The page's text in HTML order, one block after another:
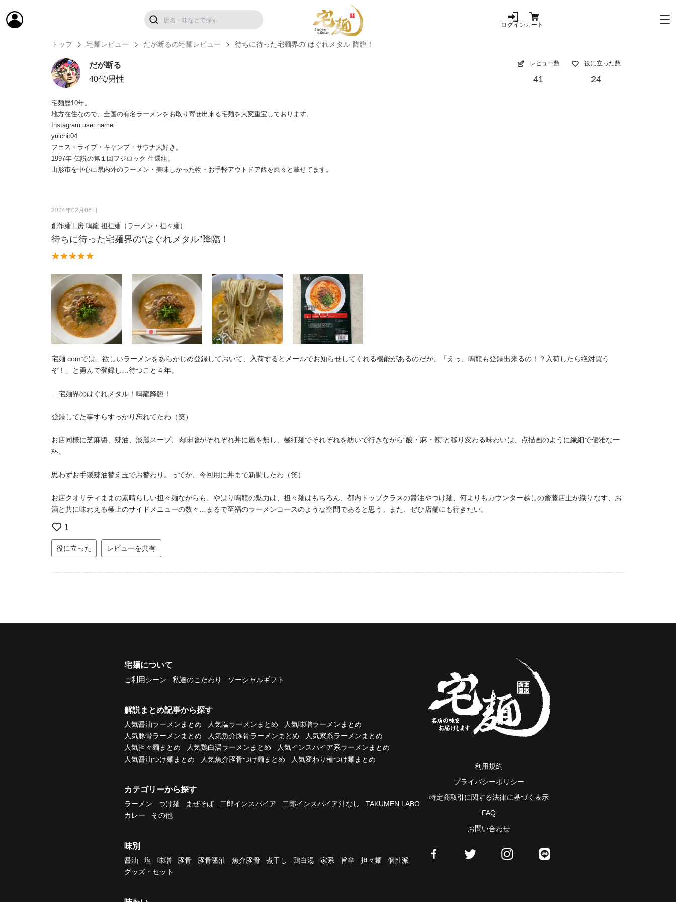
ログインカート
トップ 宅麺レビュー だが断るの宅麺レビュー 待ちに待った宅麺界の“はぐれメタル”降臨！
だが断る
40代/男性
宅麺歴10年。
地方在住なので、全国の有名ラーメンをお取り寄せ出来る宅麺を大変重宝しております。
Instagram user name :
yuichit04
フェス・ライブ・キャンプ・サウナ大好き。
1997年 伝説の第１回フジロック 生還組。
山形市を中心に県内外のラーメン・美味しかった物・お手軽アウトドア飯を粛々と載せてます。
レビュー数
41
役に立った数
24
2024年02月06日
創作麺工房 鳴龍 担担麺（ラーメン・担々麺）
待ちに待った宅麺界の“はぐれメタル”降臨！
⁡宅麺.comでは、欲しいラーメンをあらかじめ登録しておいて、入荷するとメールでお知らせしてくれる機能があるのだが、「えっ、鳴龍も登録出来るの！？入荷したら絶対買う
ぞ！」と勇んで登録し…待つこと４年。
…宅麺界のはぐれメタル！鳴龍降臨！
登録してた事すらすっかり忘れてたわ（笑）
お店同様に芝麻醬、辣油、淡麗スープ、肉味噌がそれぞれ丼に層を無し、極細麺でそれぞれを紡いで行きながら“酸・麻・辣”と移り変わる味わいは、点描画のように繊細で優雅な一
杯。
思わずお手製辣油替え玉でお替わり。ってか、今回用に丼まで新調したわ（笑）
お店クオリティままの素晴らしい担々麺ながらも、やはり鳴龍の魅力は、担々麺はもちろん、都内トップクラスの醤油やつけ麺、何よりもカウンター越しの齋藤店主が織りなす、お
酒と共に味わえる極上のサイドメニューの数々…まるで至福のラーメンコースのような空間であると思う。また、ぜひ店舗にも行きたい。
1
役に立った レビューを共有
宅麺について
ご利用シーン 私達のこだわり ソーシャルギフト
解説まとめ記事から探す
人気醤油ラーメンまとめ 人気塩ラーメンまとめ
人気味噌ラーメンまとめ
人気豚骨ラーメンまとめ
人気魚介豚骨ラーメンまとめ
人気家系ラーメンまとめ
人気担々麺まとめ
人気鶏白湯ラーメンまとめ
人気インスパイア系ラーメンまとめ
人気醤油つけ麺まとめ
人気魚介豚骨つけ麺まとめ 人気変わり種つけ麺まとめ
カテゴリーから探す
ラーメン つけ麺 まぜそば 二郎インスパイア 二郎インスパイア汁なし
TAKUMEN LABO
カレー
その他
味別
醤油 塩 味噌 豚骨 豚骨醤油 魚介豚骨 煮干し 鶏白湯 家系 旨辛 担々麺
個性派
グッズ・セット
利用規約
プライバシーポリシー
特定商取引に関する法律に基づく表示
FAQ
お問い合わせ